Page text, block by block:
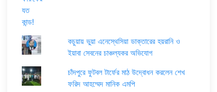
কচুয়ায় ভুয়া এনেস্থেসিয়া ডাক্তারের হয়রানি ও
ইয়াবা সেবনের চাঞ্চল্যকর অভিযোগ
চাঁদপুরে ফুটবল টার্ফের মাঠ উদ্বোধন করলেন শেখ
ফরিদ আহম্মেদ মানিক এমপি